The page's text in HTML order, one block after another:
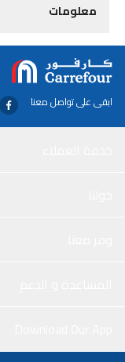
معلومات
ابقى على تواصل معنا